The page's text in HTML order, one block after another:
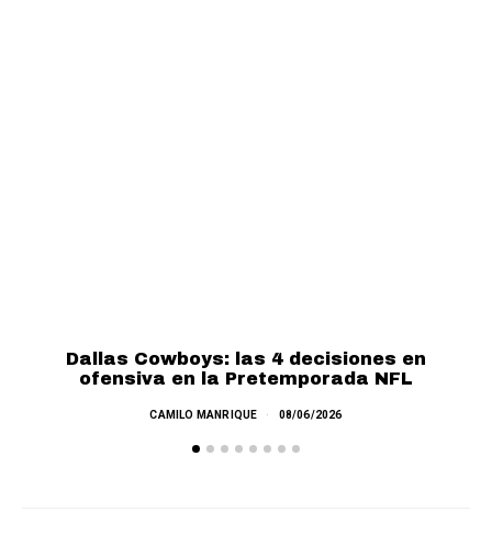
Dallas Cowboys: las 4 decisiones en
ofensiva en la Pretemporada NFL
CAMILO MANRIQUE 08/06/2026